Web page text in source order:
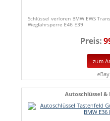
Schlüssel verloren BMW EWS
Wegfahrsperre E46 E39
Preis:
zum
Autoschlüssel